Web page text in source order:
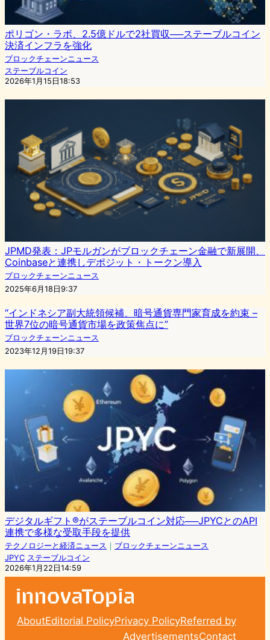
ポリゴン・ラボ、2.5億ドルで2社買収──ステーブルコイン
決済インフラを強化
ブロックチェーンニュース
ステーブルコイン
2026年1月15日18:53
JPMD発表：JPモルガンがブロックチェーン金融で新展開、
Coinbaseと連携しデポジット・トークン導入
ブロックチェーンニュース
2025年6月18日9:37
“インドネシア副大統領候補、暗号通貨専門家育成を約束 –
世界7位の暗号通貨市場を政策焦点に”
ブロックチェーンニュース
2023年12月19日19:37
デジタルギフト®がステーブルコイン対応──JPYCとのAPI
連携で多様な受取手段を提供
テクノロジーと経済ニュース ｜ ブロックチェーンニュース
JPYC ステーブルコイン
2026年1月22日14:59
AboutEditorial PolicyPrivacy PolicyReferred by
AdvertisementsContact